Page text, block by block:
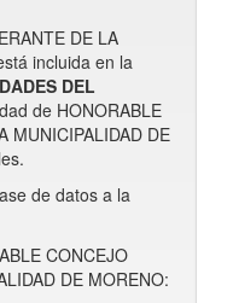
DE LA
incluida en la
DEL
de HONORABLE
MUNICIPALIDAD DE
de datos a la
CONCEJO
DE MORENO: